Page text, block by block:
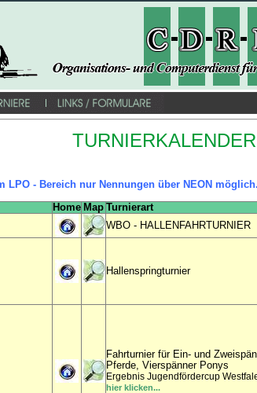
LPO - Bereich nur Nennungen über NEON
Home Map Turnierart
WBO - HALLENFAHRTURNIER
Hallenspringturnier
Fahrturnier für Ein- und
Pferde, Vierspänner Ponys
Ergebnis Jugendfördercup
hier klicken...